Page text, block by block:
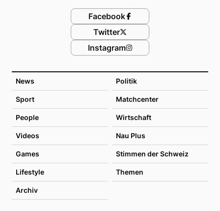
News Politik
Sport Matchcenter
People Wirtschaft
Videos Nau Plus
Games Stimmen der Schweiz
Lifestyle Themen
Archiv
Facebook
Twitter
Instagram